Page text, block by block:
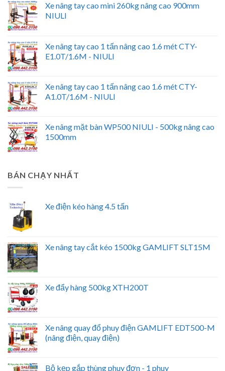
Xe nâng tay cao mini 260kg nâng cao 900mm
NIULI
Xe nâng tay cao 1 tấn nâng cao 1.6 mét CTY-
E1.0T/1.6M - NIULI
Xe nâng tay cao 1 tấn nâng cao 1.6 mét CTY-
A1.0T/1.6M - NIULI
Xe nâng mặt bàn WP500 NIULI - 500kg nâng cao
1500mm
BÁN CHẠY NHẤT
Xe điện kéo hàng 4.5 tấn
Xe nâng tay cắt kéo 1500kg GAMLIFT SLT15M
Xe đẩy hàng 500kg XTH200T
Xe nâng quay đổ phuy điện GAMLIFT EDT500-M
(nâng điện, quay điện)
Bộ kẹp gắp thùng phuy đơn - 1 phuy